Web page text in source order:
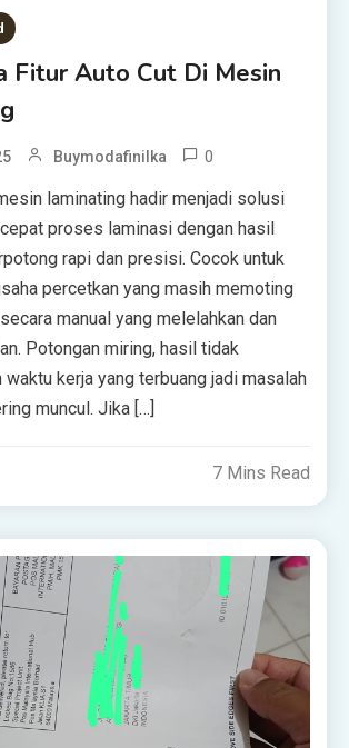
Fitur Auto Cut Di Mesin
Buymodafinilka 0
laminating hadir menjadi solusi
proses laminasi dengan hasil
rapi dan presisi. Cocok untuk
percetkan yang masih memoting
manual yang melelahkan dan
Potongan miring, hasil tidak
kerja yang terbuang jadi masalah
muncul. Jika […]
7 Mins Read